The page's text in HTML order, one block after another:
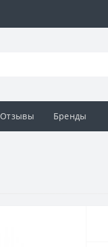
Отзывы Бренды